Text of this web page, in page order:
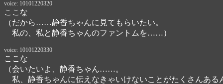
voice: 10101220320
ここな
（だから……静香ちゃんに見てもらいたい。
私の、私と静香ちゃんのファントムを……）
voice: 10101220330
ここな
（会いたいよ、静香ちゃん……。
私、静香ちゃんに伝えなきゃいけないことがたくさんある